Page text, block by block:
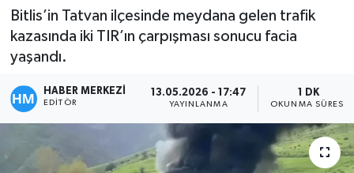
Bitlis’in Tatvan ilçesinde meydana gelen trafik
kazasında iki TIR’ın çarpışması sonucu facia
yaşandı.
HABER MERKEZİ
EDITÖR
13.05.2026 - 17:47
YAYINLANMA
1 DK
OKUNMA SÜRESI